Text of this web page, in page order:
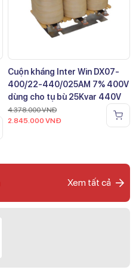
Cuộn kháng Inter Win DX07-
400/22-440/025AM 7% 400V
dùng cho tụ bù 25Kvar 440V
4.378.000VNĐ
2.845.000 VNĐ
Xem tất cả